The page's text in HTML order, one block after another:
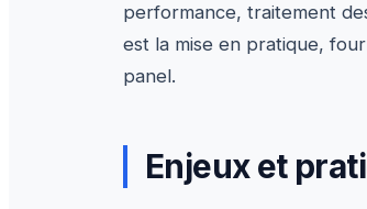
performance, traitement
est la mise en pratique,
panel.
Enjeux et